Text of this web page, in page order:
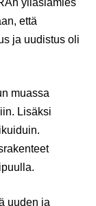
että
ja uudistus oli
muassa
Lisäksi
uuden ja